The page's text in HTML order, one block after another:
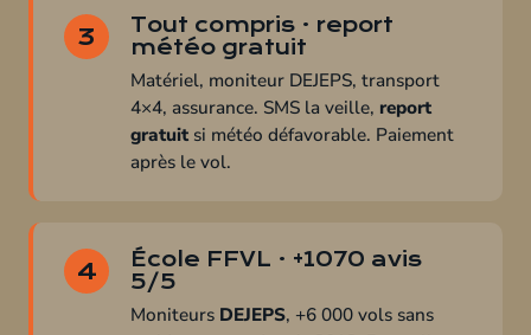
3
Tout compris · report
météo gratuit
Matériel, moniteur DEJEPS, transport
4×4, assurance. SMS la veille, report
gratuit si météo défavorable. Paiement
après le vol.
4
École FFVL · +1070 avis
5/5
Moniteurs DEJEPS, +6 000 vols sans